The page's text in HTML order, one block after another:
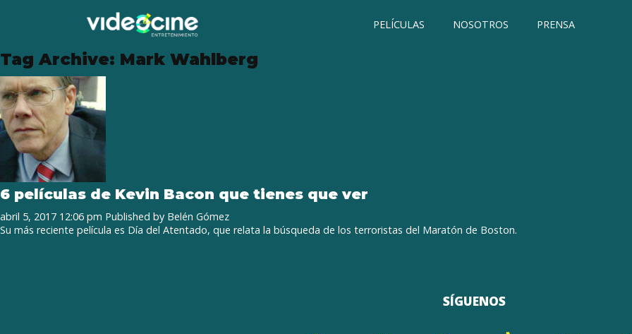
PELÍCULAS NOSOTROS PRENSA
Tag Archive: Mark Wahlberg
6 películas de Kevin Bacon que tienes que ver
abril 5, 2017 12:06 pm Published by Belén Gómez
Su más reciente película es Día del Atentado, que relata la búsqueda de los terroristas del Maratón de Boston.
SÍGUENOS